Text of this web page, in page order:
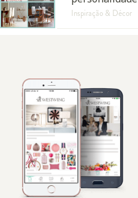
Inspiração & Décor